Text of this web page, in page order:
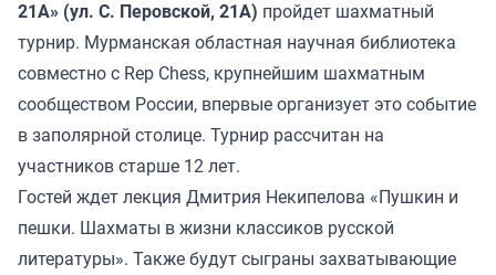
21А» (ул. С. Перовской, 21А) пройдет шахматный
турнир. Мурманская областная научная библиотека
совместно с Rep Chess, крупнейшим шахматным
сообществом России, впервые организует это событие
в заполярной столице. Турнир рассчитан на
участников старше 12 лет.
Гостей ждет лекция Дмитрия Некипелова «Пушкин и
пешки. Шахматы в жизни классиков русской
литературы». Также будут сыграны захватывающие